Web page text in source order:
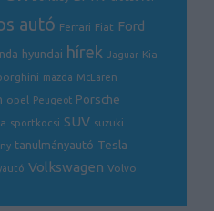
autó Ferrari Fiat Ford
hyundai hírek Jaguar Kia
mazda McLaren
opel Peugeot Porsche
sportkocsi SUV suzuki
tanulmányautó Tesla
Volkswagen Volvo